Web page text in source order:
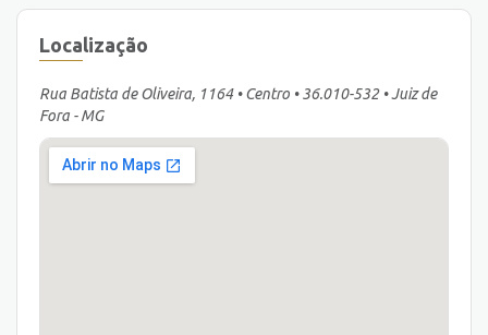
Localização
Rua Batista de Oliveira, 1164 • Centro • 36.010-532 • Juiz de
Fora - MG